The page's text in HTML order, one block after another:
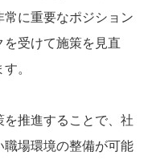
に重要なポジション
受けて施策を見直
。
推進することで、社
職場環境の整備が可能